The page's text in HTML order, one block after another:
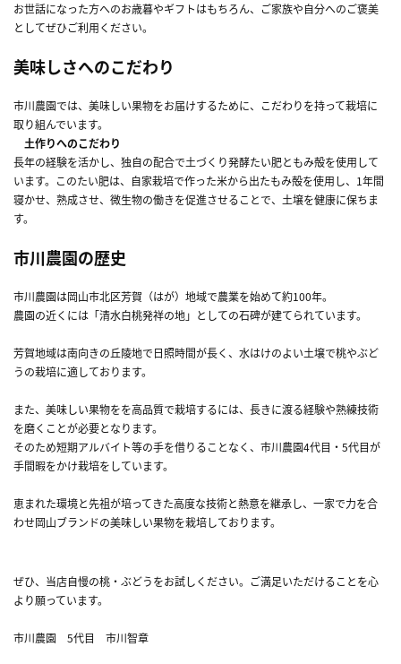
お世話になった方へのお歳暮やギフトはもちろん、ご家族や自分へのご褒美
としてぜひご利用ください。
美味しさへのこだわり
市川農園では、美味しい果物をお届けするために、こだわりを持って栽培に
取り組んでいます。
土作りへのこだわり
長年の経験を活かし、独自の配合で土づくり発酵たい肥ともみ殻を使用して
います。このたい肥は、自家栽培で作った米から出たもみ殻を使用し、1年間
寝かせ、熟成させ、微生物の働きを促進させることで、土壌を健康に保ちま
す。
市川農園の歴史
市川農園は岡山市北区芳賀（はが）地域で農業を始めて約100年。
農園の近くには「清水白桃発祥の地」としての石碑が建てられています。
芳賀地域は南向きの丘陵地で日照時間が長く、水はけのよい土壌で桃やぶど
うの栽培に適しております。
また、美味しい果物をを高品質で栽培するには、長きに渡る経験や熟練技術
を磨くことが必要となります。
そのため短期アルバイト等の手を借りることなく、市川農園4代目・5代目が
手間暇をかけ栽培をしています。
恵まれた環境と先祖が培ってきた高度な技術と熱意を継承し、一家で力を合
わせ岡山ブランドの美味しい果物を栽培しております。
ぜひ、当店自慢の桃・ぶどうをお試しください。ご満足いただけることを心
より願っています。
市川農園 5代目 市川智章